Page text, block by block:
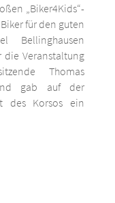
„Biker4Kids“-
für den guten
Bellinghausen
die Veranstaltung
Thomas
gab auf der
des Korsos ein